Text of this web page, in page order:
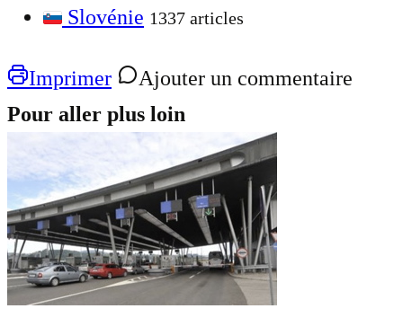
Slovénie 1337 articles
Imprimer
Ajouter un commentaire
Pour aller plus loin